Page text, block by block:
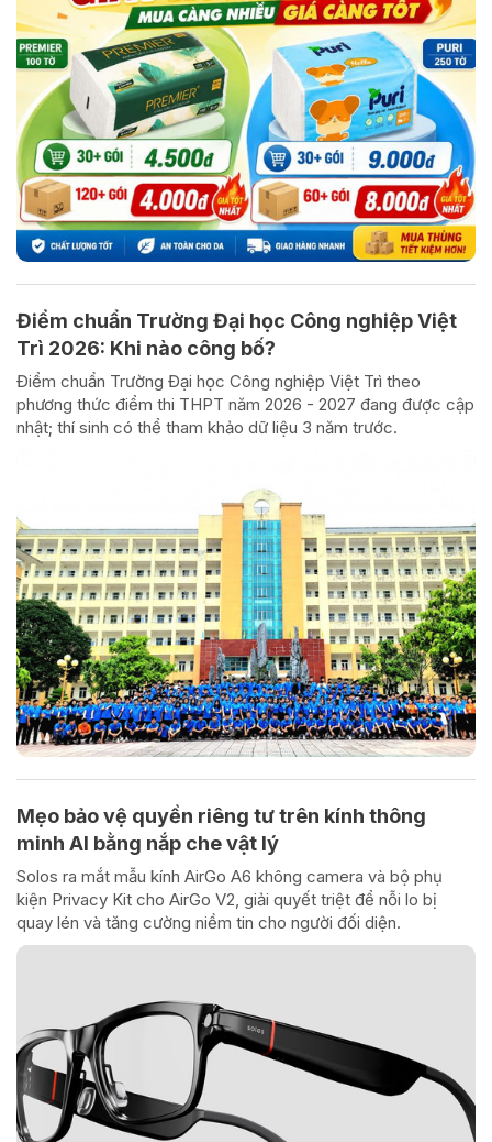
Điểm chuẩn Trường Đại học Công nghiệp Việt
Trì 2026: Khi nào công bố?
Điểm chuẩn Trường Đại học Công nghiệp Việt Trì theo
phương thức điểm thi THPT năm 2026 - 2027 đang được cập
nhật; thí sinh có thể tham khảo dữ liệu 3 năm trước.
Mẹo bảo vệ quyền riêng tư trên kính thông
minh AI bằng nắp che vật lý
Solos ra mắt mẫu kính AirGo A6 không camera và bộ phụ
kiện Privacy Kit cho AirGo V2, giải quyết triệt để nỗi lo bị
quay lén và tăng cường niềm tin cho người đối diện.